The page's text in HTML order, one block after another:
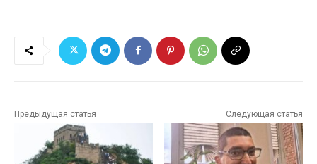
Предыдущая статья Следующая статья